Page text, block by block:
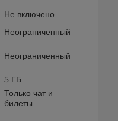
Не включено
Неограниченный
Неограниченный
5 ГБ
Только чат и
билеты